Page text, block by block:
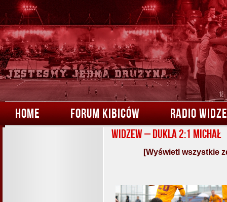
HOME FORUM KIBICÓW RADIO
Widzew – Dukla 2:1 Michał
[Wyświetl wszystkie